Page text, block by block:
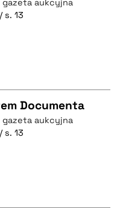
gazeta aukcyjna
s. 13
Documenta
gazeta aukcyjna
s. 13